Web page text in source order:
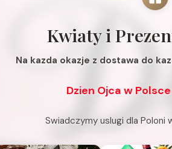
Kwiaty i
Na kazda okazje z dostawa do
Dzien Ojca w
Swiadczymy uslugi dla Poloni